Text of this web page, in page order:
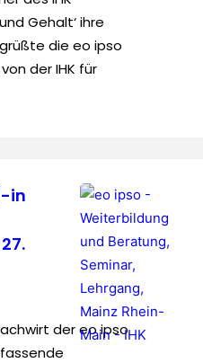
Gehalt‘ ihre
die eo ipso
der IHK für
in
der eo ipso